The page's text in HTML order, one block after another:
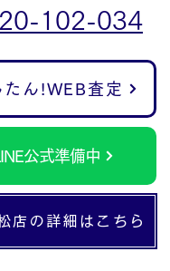
102-034
たん!WEB査定
公式準備中
店の詳細はこちら